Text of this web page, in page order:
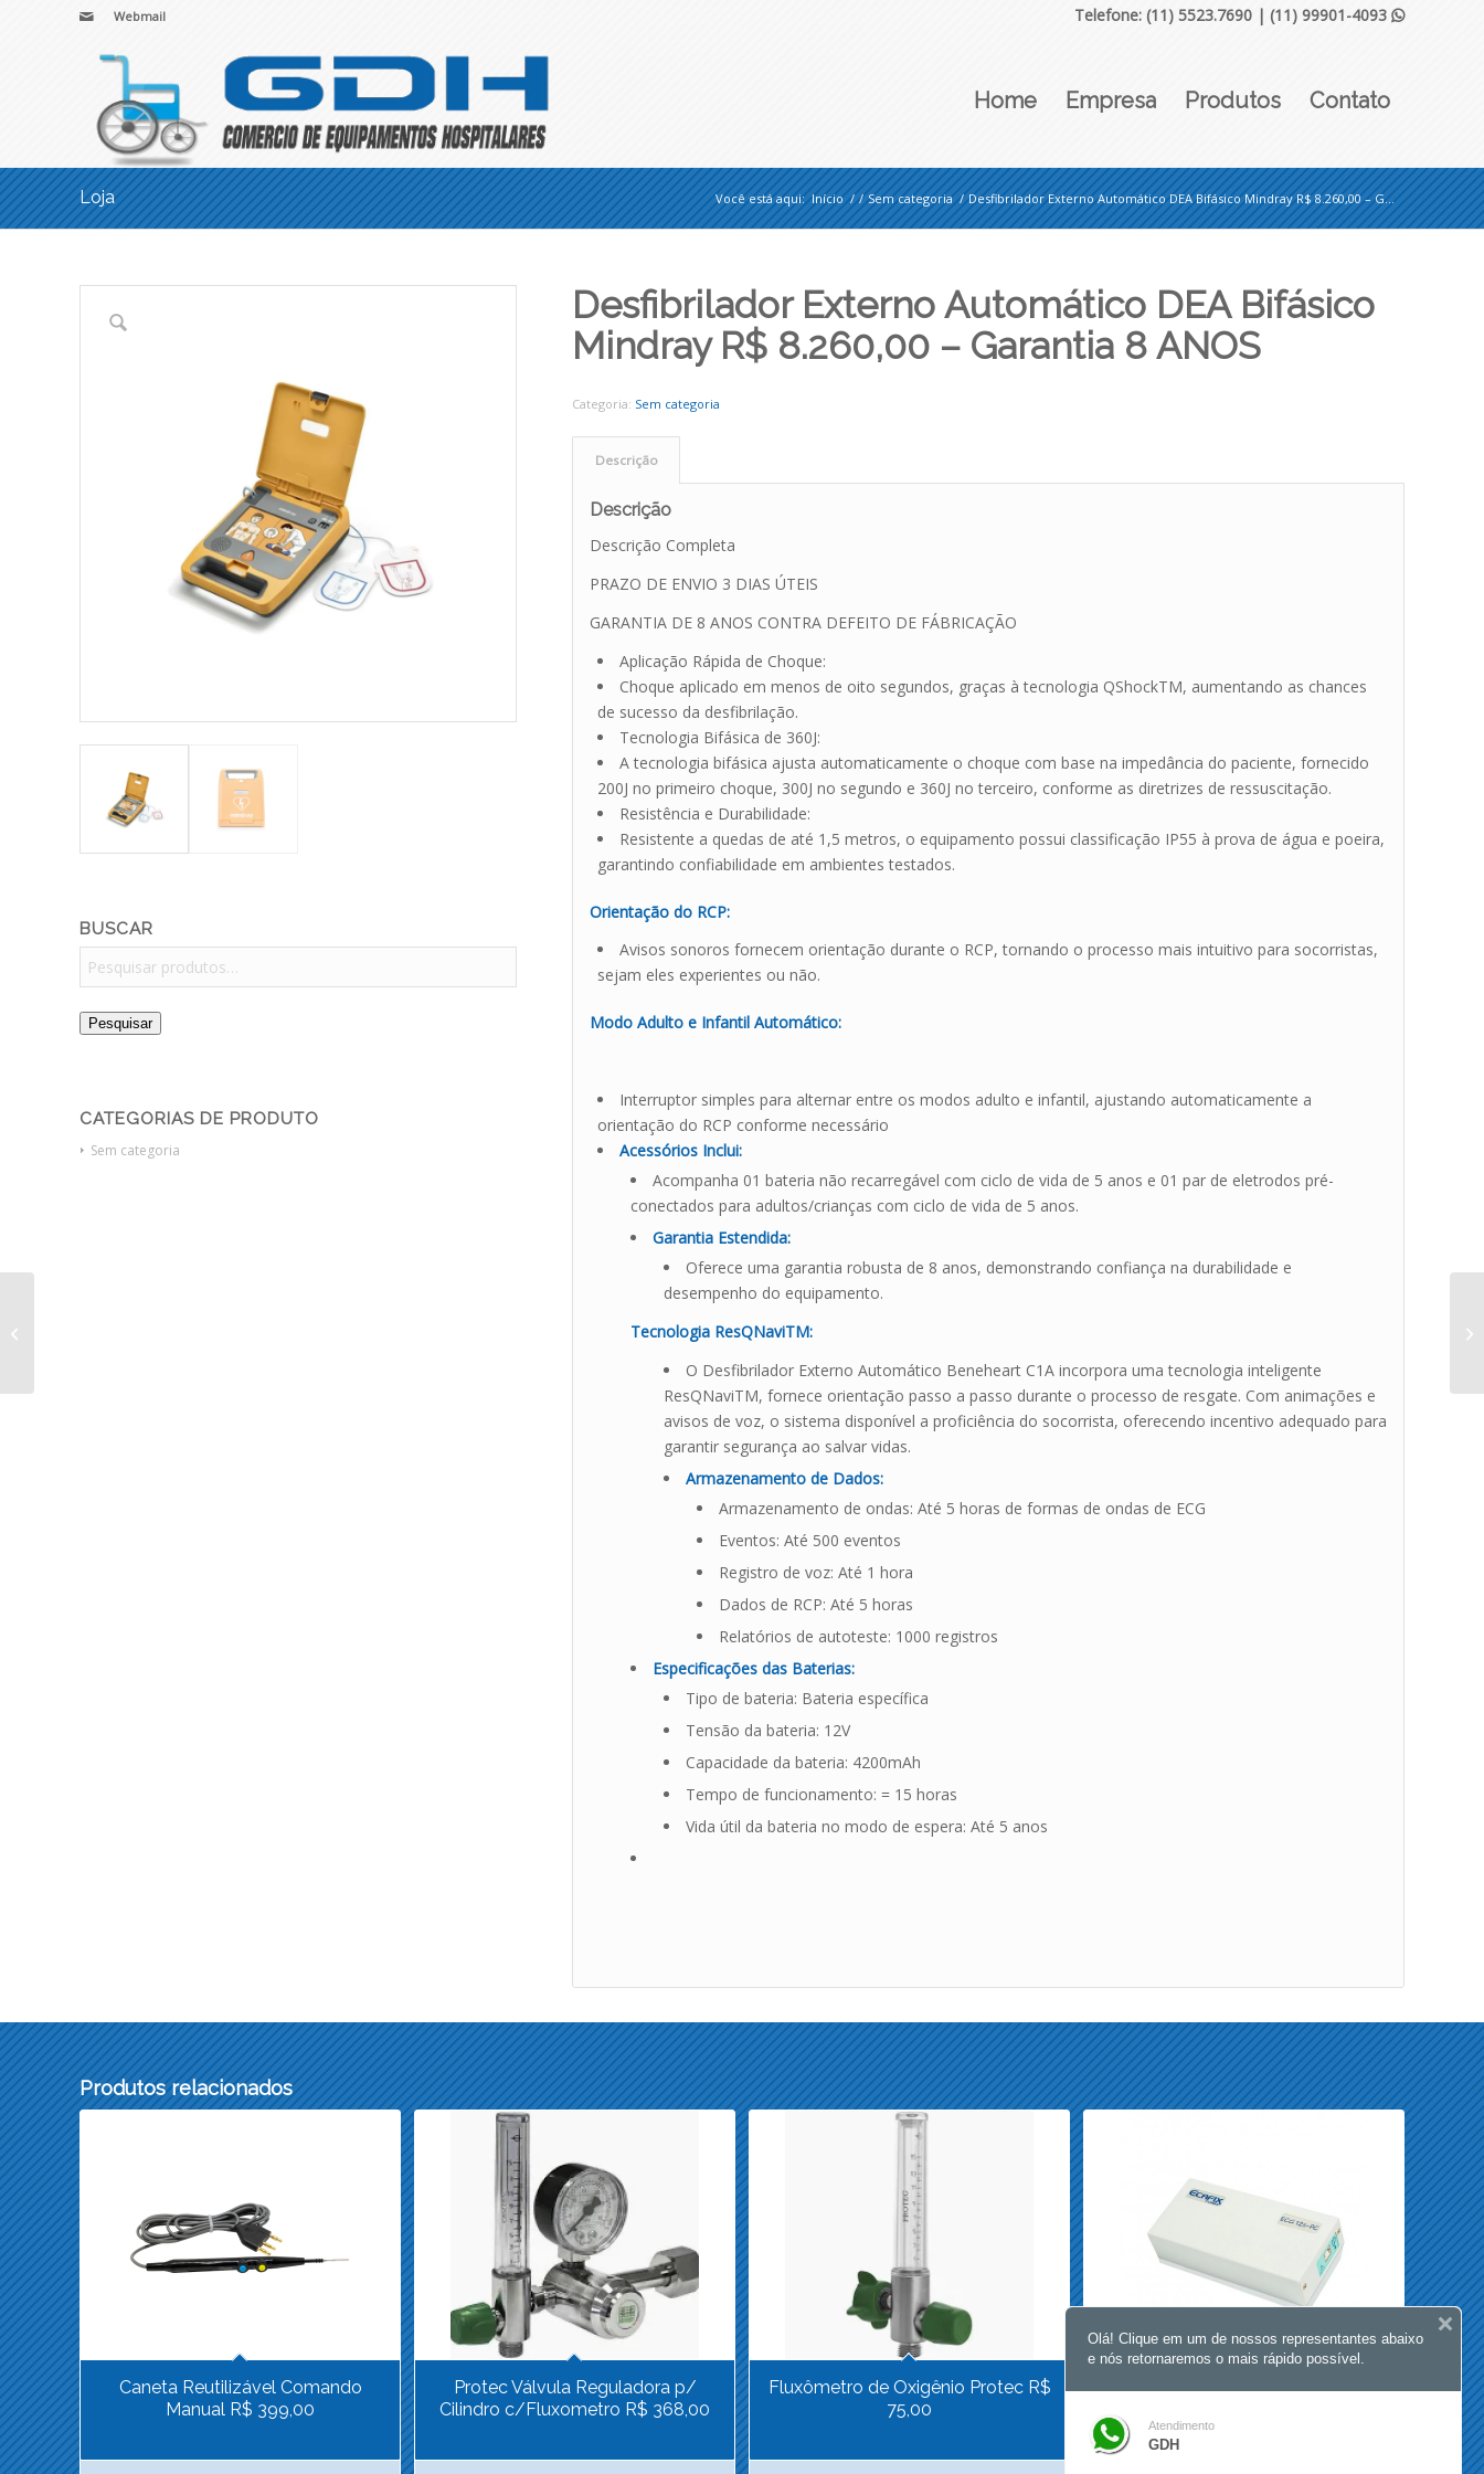
Webmail Telefone: (11) 5523.7690 | (11) 99901-4093 
Home Empresa Produtos Contato
Loja Você está aqui: Início / / Sem categoria / Desfibrilador Externo Automático DEA Bifásico Mindray R$ 8.260,00 – G...
BUSCAR
Pesquisar
CATEGORIAS DE PRODUTO
Sem categoria
Desfibrilador Externo Automático DEA Bifásico
Mindray R$ 8.260,00 – Garantia 8 ANOS
Categoria: Sem categoria
Descrição
Descrição
Descrição Completa
PRAZO DE ENVIO 3 DIAS ÚTEIS
GARANTIA DE 8 ANOS CONTRA DEFEITO DE FÁBRICAÇÃO
Aplicação Rápida de Choque:
Choque aplicado em menos de oito segundos, graças à tecnologia QShockTM, aumentando as chances
de sucesso da desfibrilação.
Tecnologia Bifásica de 360J:
A tecnologia bifásica ajusta automaticamente o choque com base na impedância do paciente, fornecido
200J no primeiro choque, 300J no segundo e 360J no terceiro, conforme as diretrizes de ressuscitação.
Resistência e Durabilidade:
Resistente a quedas de até 1,5 metros, o equipamento possui classificação IP55 à prova de água e poeira,
garantindo confiabilidade em ambientes testados.
Orientação do RCP:
Avisos sonoros fornecem orientação durante o RCP, tornando o processo mais intuitivo para socorristas,
sejam eles experientes ou não.
Modo Adulto e Infantil Automático:
Interruptor simples para alternar entre os modos adulto e infantil, ajustando automaticamente a
orientação do RCP conforme necessário
Acessórios Inclui:
Acompanha 01 bateria não recarregável com ciclo de vida de 5 anos e 01 par de eletrodos pré-
conectados para adultos/crianças com ciclo de vida de 5 anos.
Garantia Estendida:
Oferece uma garantia robusta de 8 anos, demonstrando confiança na durabilidade e
desempenho do equipamento.
Tecnologia ResQNaviTM:
O Desfibrilador Externo Automático Beneheart C1A incorpora uma tecnologia inteligente
ResQNaviTM, fornece orientação passo a passo durante o processo de resgate. Com animações e
avisos de voz, o sistema disponível a proficiência do socorrista, oferecendo incentivo adequado para
garantir segurança ao salvar vidas.
Armazenamento de Dados:
Armazenamento de ondas: Até 5 horas de formas de ondas de ECG
Eventos: Até 500 eventos
Registro de voz: Até 1 hora
Dados de RCP: Até 5 horas
Relatórios de autoteste: 1000 registros
Especificações das Baterias:
Tipo de bateria: Bateria específica
Tensão da bateria: 12V
Capacidade da bateria: 4200mAh
Tempo de funcionamento: = 15 horas
Vida útil da bateria no modo de espera: Até 5 anos
Produtos relacionados
Caneta Reutilizável Comando
Manual R$ 399,00
Protec Válvula Reguladora p/
Cilindro c/Fluxometro R$ 368,00
Fluxômetro de Oxigênio Protec R$
75,00
Eletrocardiografo ECG 12 S PC R$
Olá! Clique em um de nossos representantes abaixo
e nós retornaremos o mais rápido possível.
Atendimento
GDH